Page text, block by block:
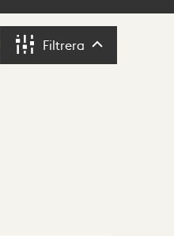
Filtrera Filtrera